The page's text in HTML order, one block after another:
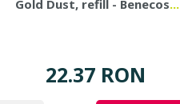
Gold Dust, refill - Benecos...
22.37 RON